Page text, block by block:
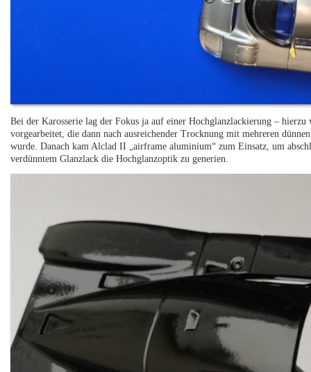
Bei der Karosserie lag der Fokus ja auf einer Hochglanzlackierung –
vorgearbeitet, die dann nach ausreichender Trocknung mit mehreren
wurde. Danach kam Alclad II „airframe aluminium“ zum Einsatz, um
verdünntem Glanzlack die Hochglanzoptik zu generien.